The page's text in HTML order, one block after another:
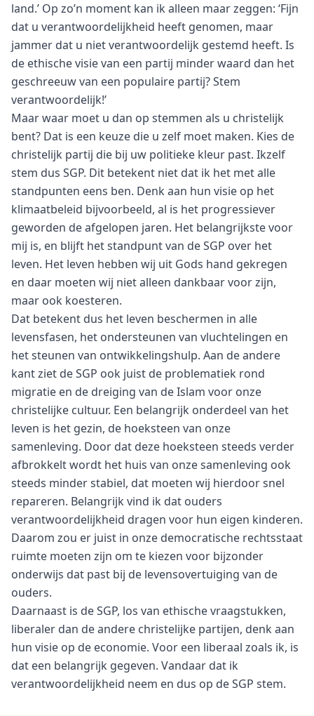
land.’ Op zo’n moment kan ik alleen maar zeggen: ‘Fijn
dat u verantwoordelijkheid heeft genomen, maar
jammer dat u niet verantwoordelijk gestemd heeft. Is
de ethische visie van een partij minder waard dan het
geschreeuw van een populaire partij? Stem
verantwoordelijk!’
Maar waar moet u dan op stemmen als u christelijk
bent? Dat is een keuze die u zelf moet maken. Kies de
christelijk partij die bij uw politieke kleur past. Ikzelf
stem dus SGP. Dit betekent niet dat ik het met alle
standpunten eens ben. Denk aan hun visie op het
klimaatbeleid bijvoorbeeld, al is het progressiever
geworden de afgelopen jaren. Het belangrijkste voor
mij is, en blijft het standpunt van de SGP over het
leven. Het leven hebben wij uit Gods hand gekregen
en daar moeten wij niet alleen dankbaar voor zijn,
maar ook koesteren.
Dat betekent dus het leven beschermen in alle
levensfasen, het ondersteunen van vluchtelingen en
het steunen van ontwikkelingshulp. Aan de andere
kant ziet de SGP ook juist de problematiek rond
migratie en de dreiging van de Islam voor onze
christelijke cultuur. Een belangrijk onderdeel van het
leven is het gezin, de hoeksteen van onze
samenleving. Door dat deze hoeksteen steeds verder
afbrokkelt wordt het huis van onze samenleving ook
steeds minder stabiel, dat moeten wij hierdoor snel
repareren. Belangrijk vind ik dat ouders
verantwoordelijkheid dragen voor hun eigen kinderen.
Daarom zou er juist in onze democratische rechtsstaat
ruimte moeten zijn om te kiezen voor bijzonder
onderwijs dat past bij de levensovertuiging van de
ouders.
Daarnaast is de SGP, los van ethische vraagstukken,
liberaler dan de andere christelijke partijen, denk aan
hun visie op de economie. Voor een liberaal zoals ik, is
dat een belangrijk gegeven. Vandaar dat ik
verantwoordelijkheid neem en dus op de SGP stem.